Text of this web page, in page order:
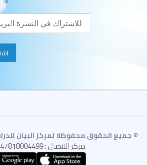
© جميع الحقوق محفوظة لمركز البيان
مركز الاتصال : 9647818004499+